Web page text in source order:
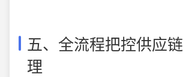
五、全流程把控供应
理